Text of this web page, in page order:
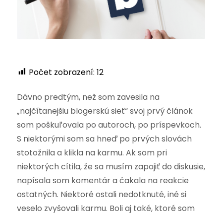
Počet zobrazení: 12
Dávno predtým, než som zavesila na
„najčítanejšiu blogerskú sieť“ svoj prvý článok
som poškuľovala po autoroch, po príspevkoch.
S niektorými som sa hneď po prvých slovách
stotožnila a klikla na karmu. Ak som pri
niektorých cítila, že sa musím zapojiť do diskusie,
napísala som komentár a čakala na reakcie
ostatných. Niektoré ostali nedotknuté, iné si
veselo zvyšovali karmu. Boli aj také, ktoré som